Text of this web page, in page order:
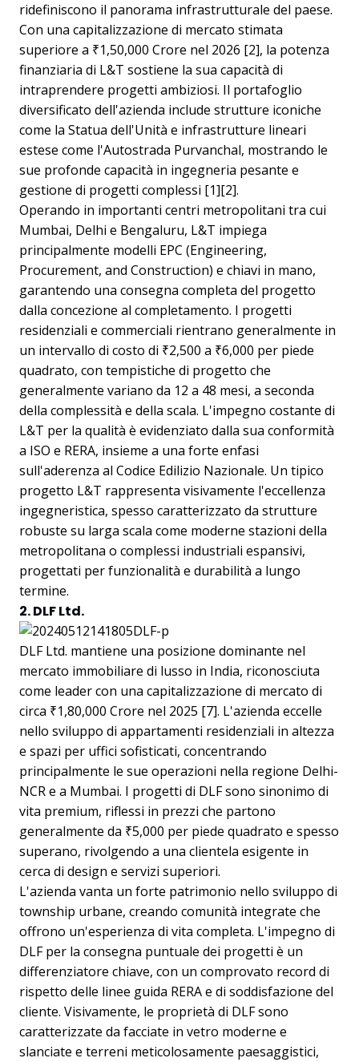
ridefiniscono il panorama infrastrutturale del paese.
Con una capitalizzazione di mercato stimata
superiore a ₹1,50,000 Crore nel 2026 [2], la potenza
finanziaria di L&T sostiene la sua capacità di
intraprendere progetti ambiziosi. Il portafoglio
diversificato dell'azienda include strutture iconiche
come la Statua dell'Unità e infrastrutture lineari
estese come l'Autostrada Purvanchal, mostrando le
sue profonde capacità in ingegneria pesante e
gestione di progetti complessi [1][2].
Operando in importanti centri metropolitani tra cui
Mumbai, Delhi e Bengaluru, L&T impiega
principalmente modelli EPC (Engineering,
Procurement, and Construction) e chiavi in mano,
garantendo una consegna completa del progetto
dalla concezione al completamento. I progetti
residenziali e commerciali rientrano generalmente in
un intervallo di costo di ₹2,500 a ₹6,000 per piede
quadrato, con tempistiche di progetto che
generalmente variano da 12 a 48 mesi, a seconda
della complessità e della scala. L'impegno costante di
L&T per la qualità è evidenziato dalla sua conformità
a ISO e RERA, insieme a una forte enfasi
sull'aderenza al Codice Edilizio Nazionale. Un tipico
progetto L&T rappresenta visivamente l'eccellenza
ingegneristica, spesso caratterizzato da strutture
robuste su larga scala come moderne stazioni della
metropolitana o complessi industriali espansivi,
progettati per funzionalità e durabilità a lungo
termine.
2. DLF Ltd.
DLF Ltd. mantiene una posizione dominante nel
mercato immobiliare di lusso in India, riconosciuta
come leader con una capitalizzazione di mercato di
circa ₹1,80,000 Crore nel 2025 [7]. L'azienda eccelle
nello sviluppo di appartamenti residenziali in altezza
e spazi per uffici sofisticati, concentrando
principalmente le sue operazioni nella regione Delhi-
NCR e a Mumbai. I progetti di DLF sono sinonimo di
vita premium, riflessi in prezzi che partono
generalmente da ₹5,000 per piede quadrato e spesso
superano, rivolgendo a una clientela esigente in
cerca di design e servizi superiori.
L'azienda vanta un forte patrimonio nello sviluppo di
township urbane, creando comunità integrate che
offrono un'esperienza di vita completa. L'impegno di
DLF per la consegna puntuale dei progetti è un
differenziatore chiave, con un comprovato record di
rispetto delle linee guida RERA e di soddisfazione del
cliente. Visivamente, le proprietà di DLF sono
caratterizzate da facciate in vetro moderne e
slanciate e terreni meticolosamente paesaggistici,